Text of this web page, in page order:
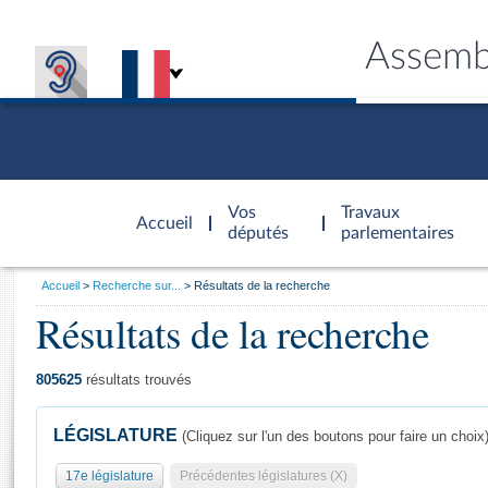
Accueil
d'accueil
Vos
députés
Travaux
parlementaires
Général
Vous
Accueil Recherche sur... Résultats de la recherche
Résultats de la recherche
805625 résultats trouvés
LÉGISLATURE (Cliquez sur l'un des boutons pour faire un choix)
17e législature Précédentes législatures (X)